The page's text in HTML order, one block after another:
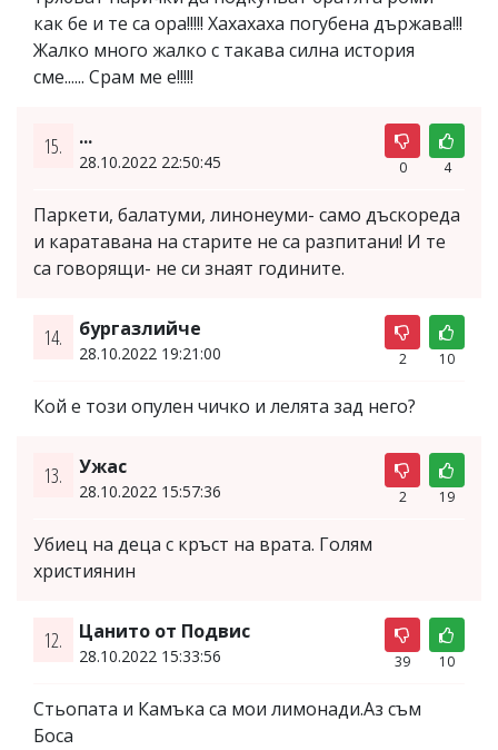
как бе и те са ора!!!!! Хахахаха погубена държава!!!
Жалко много жалко с такава силна история
сме...... Срам ме е!!!!!
15. ...
28.10.2022 22:50:45 0 4
Паркети, балатуми, линонеуми- само дъскореда
и каратавана на старите не са разпитани! И те
са говорящи- не си знаят годините.
14. бургазлийче
28.10.2022 19:21:00 2 10
Кой е този опулен чичко и лелята зад него?
13. Ужас
28.10.2022 15:57:36 2 19
Убиец на деца с кръст на врата. Голям
християнин
12. Цанито от Подвис
28.10.2022 15:33:56 39 10
Стьопата и Камъка са мои лимонади.Аз съм
Боса